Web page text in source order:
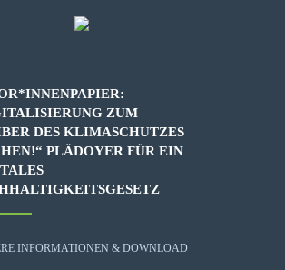
ZUM
DES KLIMASCHUTZES
PLÄDOYER FÜR EIN
INFORMATIONEN & DOWNLOAD